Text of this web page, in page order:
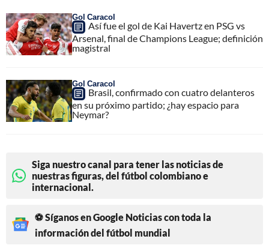
Gol Caracol
Así fue el gol de Kai Havertz en PSG vs
Arsenal, final de Champions League; definición
magistral
Gol Caracol
Brasil, confirmado con cuatro delanteros
en su próximo partido; ¿hay espacio para
Neymar?
Siga nuestro canal para tener las noticias de
nuestras figuras, del fútbol colombiano e
internacional.
⚽ Síganos en Google Noticias con toda la
información del fútbol mundial